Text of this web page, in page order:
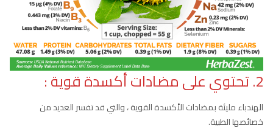
2. تحتوي على مضادات أكسدة قوية :
الهندباء مليئة بمضادات الأكسدة القوية ، والتي قد تفسر العديد من
خصائصها الطبية.